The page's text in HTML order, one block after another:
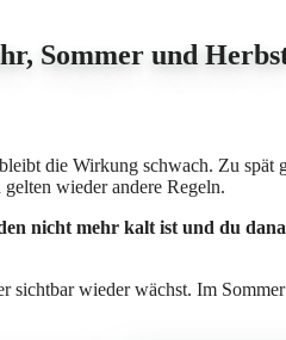
Sommer und
die Wirkung schwach. Zu
wieder andere Regeln.
nicht mehr kalt ist und du
wieder wächst. Im